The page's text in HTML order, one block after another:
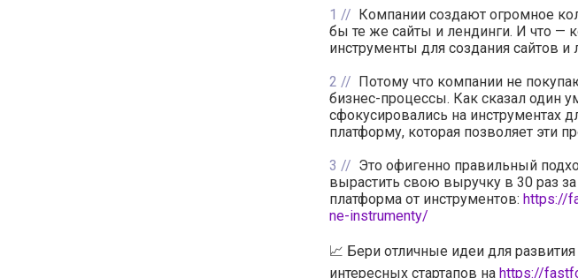
1
Компании создают огромное
бы те же сайты и лендинги. И что —
инструменты для создания сайтов и
2
Потому что компании не
бизнес-процессы. Как сказал один
сфокусировались на инструментах
платформу, которая позволяет эти
3
Это офигенно правильный
вырастить свою выручку в 30 раз за
платформа от инструментов: https://
ne-instrumenty/
📈 Бери отличные идеи для
интересных стартапов на https://